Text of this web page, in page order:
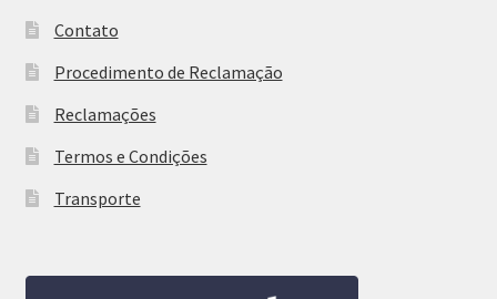
Contato
Procedimento de Reclamação
Reclamações
Termos e Condições
Transporte